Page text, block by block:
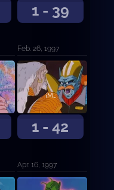
1 - 39
Feb. 26, 1997
1 - 42
¡Muere Goku!. La resurrección de los enemigos en el infierno
Apr. 16, 1997